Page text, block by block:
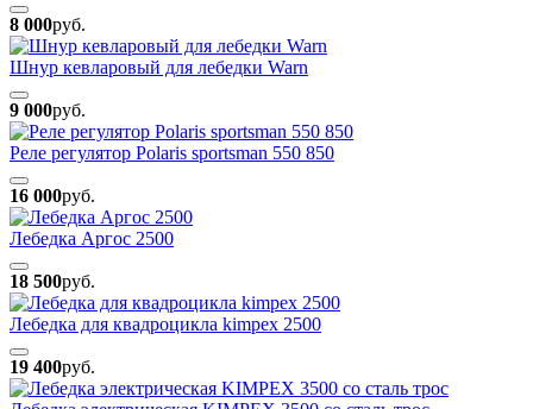
8 000руб.
Шнур кевларовый для лебедки Warn
9 000руб.
Реле регулятор Polaris sportsman 550 850
16 000руб.
Лебедка Аргос 2500
18 500руб.
Лебедка для квадроцикла kimpex 2500
19 400руб.